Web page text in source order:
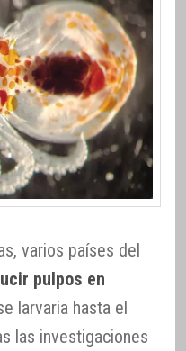
varios países del
pulpos en
larvaria hasta el
las investigaciones